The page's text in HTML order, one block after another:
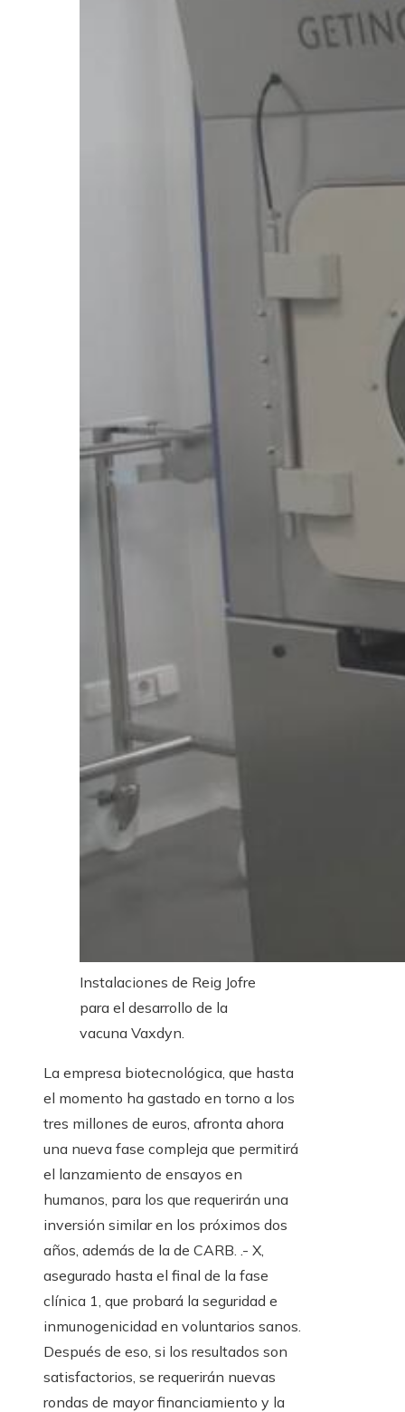
Instalaciones de Reig Jofre
para el desarrollo de la
vacuna Vaxdyn.
La empresa biotecnológica, que hasta
el momento ha gastado en torno a los
tres millones de euros, afronta ahora
una nueva fase compleja que permitirá
el lanzamiento de ensayos en
humanos, para los que requerirán una
inversión similar en los próximos dos
años, además de la de CARB. .- X,
asegurado hasta el final de la fase
clínica 1, que probará la seguridad e
inmunogenicidad en voluntarios sanos.
Después de eso, si los resultados son
satisfactorios, se requerirán nuevas
rondas de mayor financiamiento y la